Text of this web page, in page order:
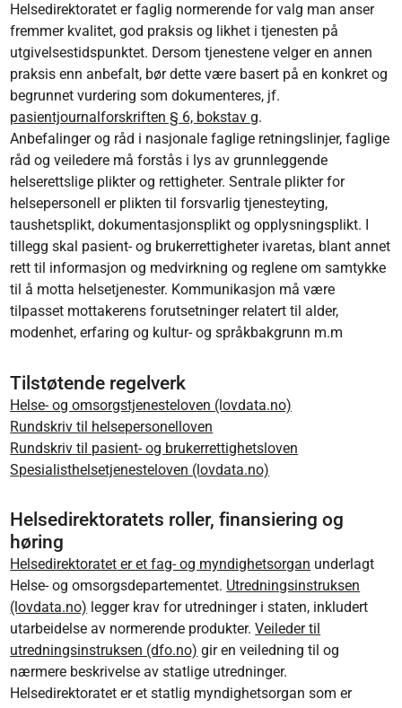
Helsedirektoratet er faglig normerende for valg man anser
fremmer kvalitet, god praksis og likhet i tjenesten på
utgivelsestidspunktet. Dersom tjenestene velger en annen
praksis enn anbefalt, bør dette være basert på en konkret og
begrunnet vurdering som dokumenteres, jf.
pasientjournalforskriften § 6, bokstav g.
Anbefalinger og råd i nasjonale faglige retningslinjer, faglige
råd og veiledere må forstås i lys av grunnleggende
helserettslige plikter og rettigheter. Sentrale plikter for
helsepersonell er plikten til forsvarlig tjenesteyting,
taushetsplikt, dokumentasjonsplikt og opplysningsplikt. I
tillegg skal pasient- og brukerrettigheter ivaretas, blant annet
rett til informasjon og medvirkning og reglene om samtykke
til å motta helsetjenester. Kommunikasjon må være
tilpasset mottakerens forutsetninger relatert til alder,
modenhet, erfaring og kultur- og språkbakgrunn m.m
Tilstøtende regelverk
Helse- og omsorgstjenesteloven (lovdata.no)
Rundskriv til helsepersonelloven
Rundskriv til pasient- og brukerrettighetsloven
Spesialisthelsetjenesteloven (lovdata.no)
Helsedirektoratets roller, finansiering og
høring
Helsedirektoratet er et fag- og myndighetsorgan underlagt
Helse- og omsorgsdepartementet. Utredningsinstruksen
(lovdata.no) legger krav for utredninger i staten, inkludert
utarbeidelse av normerende produkter.Veileder til
utredningsinstruksen (dfo.no) gir en veiledning til og
nærmere beskrivelse av statlige utredninger.
Helsedirektoratet er et statlig myndighetsorgan som er